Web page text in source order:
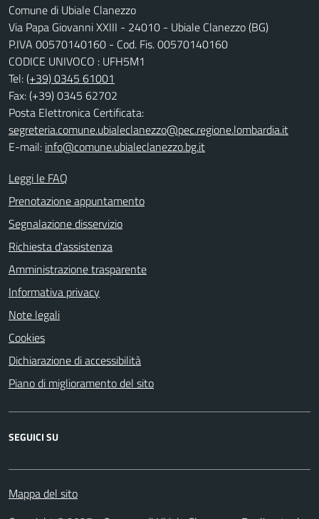
Comune di Ubiale Clanezzo
Via Papa Giovanni XXIII - 24010 - Ubiale Clanezzo (BG)
P.IVA 00570140160 - Cod. Fis. 00570140160
CODICE UNIVOCO : UFH5M1
Tel:(+39) 0345 61001
Fax: (+39) 0345 62702
Posta Elettronica Certificata:
segreteria.comune.ubialeclanezzo@pec.regione.lombardia.it
E-mail: info@comune.ubialeclanezzo.bg.it
Leggi le FAQ
Prenotazione appuntamento
Segnalazione disservizio
Richiesta d'assistenza
Amministrazione trasparente
Informativa privacy
Note legali
Cookies
Dichiarazione di accessibilità
Piano di miglioramento del sito
SEGUICI SU
Mappa del sito